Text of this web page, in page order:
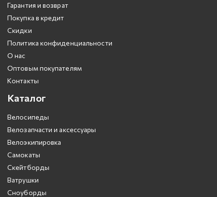
Гарантия и возврат
Покупка в кредит
Скидки
Политика конфиденциальности
О нас
Оптовым покупателям
Контакты
Каталог
Велосипеды
Велозапчасти и аксессуары
Велоэкипировка
Самокаты
Скейтборды
Ватрушки
Сноуборды